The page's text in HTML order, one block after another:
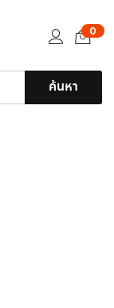
ค้นหา
0